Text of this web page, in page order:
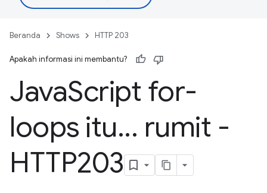
Beranda Shows HTTP 203
Apakah informasi ini membantu?
JavaScript for-
loops itu... rumit -
HTTP203